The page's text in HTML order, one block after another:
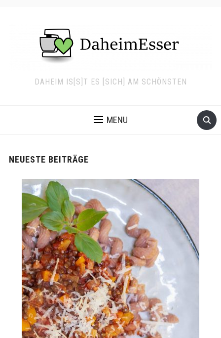
DAHEIM IS[S]T ES [SICH] AM SCHÖNSTEN
MENU
NEUESTE BEITRÄGE